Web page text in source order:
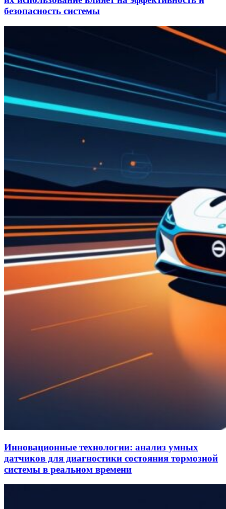
безопасность системы
Инновационные технологии: анализ умных
датчиков для диагностики состояния тормозной
системы в реальном времени